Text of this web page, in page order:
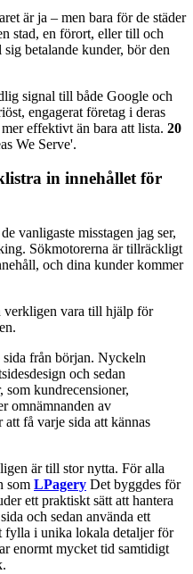
är ja – men bara för de städer
stad, en förort, eller till och
betalande kunder, bör den
signal till både Google och
engagerat företag i deras
effektivt än bara att lista. 20
We Serve'.
in innehållet för
vanligaste misstagen jag ser,
Sökmotorerna är tillräckligt
och dina kunder kommer
verkligen vara till hjälp för
från början. Nyckeln
och sedan
som kundrecensioner,
omnämnanden av
få varje sida att kännas
är till stor nytta. För alla
som LPagery Det byggdes för
ett praktiskt sätt att hantera
och sedan använda ett
fylla i unika lokala detaljer för
enormt mycket tid samtidigt